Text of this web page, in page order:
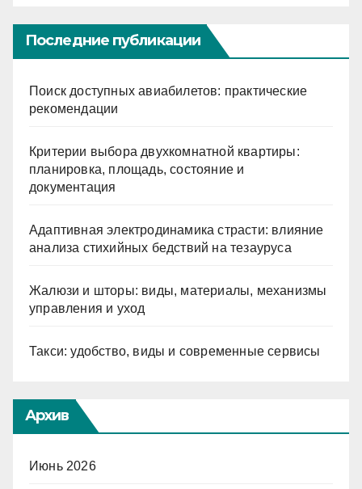
Последние публикации
Поиск доступных авиабилетов: практические
рекомендации
Критерии выбора двухкомнатной квартиры:
планировка, площадь, состояние и
документация
Адаптивная электродинамика страсти: влияние
анализа стихийных бедствий на тезауруса
Жалюзи и шторы: виды, материалы, механизмы
управления и уход
Такси: удобство, виды и современные сервисы
Архив
Июнь 2026